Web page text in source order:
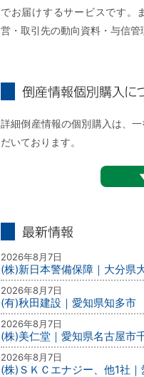
でお届けするサービスです。
営・取引先の動向資料・与信管
詳細倒産情報の個別購入は、
だいております。
2026年8月7日
(株)新日本警備保障｜大分県
2026年8月7日
(有)秋田建設｜愛知県知多市
2026年8月7日
(株)美仁堂｜愛知県名古屋市
2026年8月7日
(株)ＳＫＣエナジー、他1社